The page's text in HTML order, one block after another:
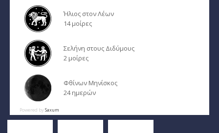
Ήλιος στον Λέων
14 μοίρες
Σελήνη στους Διδύμους
2 μοίρες
Φθίνων Μηνίσκος
24 ημερών
Powered bySaxum